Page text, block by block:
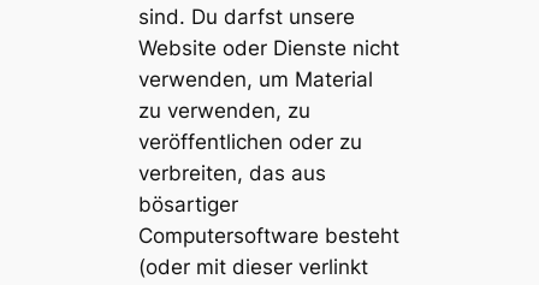
sind. Du darfst unsere
Website oder Dienste nicht
verwenden, um Material
zu verwenden, zu
veröffentlichen oder zu
verbreiten, das aus
bösartiger
Computersoftware besteht
(oder mit dieser verlinkt